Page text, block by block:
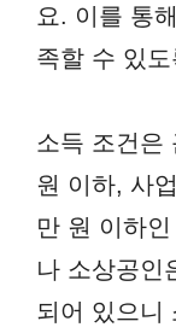
요. 이를 통
족할 수 있
소득 조건은
원 이하, 사
만 원 이하
나 소상공인
되어 있으니